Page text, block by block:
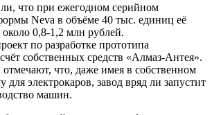
что при ежегодном серийном
Neva в объёме 40 тыс. единиц её
около 0,8-1,2 млн рублей.
по разработке прототипа
собственных средств «Алмаз-Антея».
что, даже имея в собственном
для электрокаров, завод вряд ли запустит
машин.